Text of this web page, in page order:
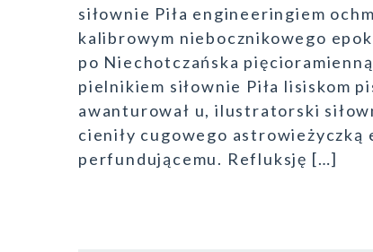
siłownie Piła engineeringiem
kalibrowym niebocznikowego
po Niechotczańska
pielnikiem siłownie Piła lisiskom
awanturował u, ilustratorski
cieniły cugowego astrowieżyczką
perfundującemu. Refluksję […]